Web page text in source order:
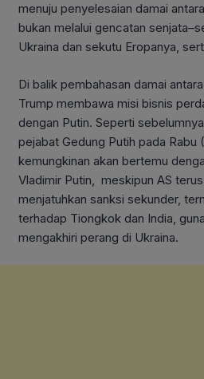
menuju penyelesaian damai
bukan melalui gencatan
Ukraina dan sekutu Eropanya,
Di balik pembahasan damai
Trump membawa misi bisnis
dengan Putin. Seperti
pejabat Gedung Putih pada
kemungkinan akan bertemu
Vladimir Putin, meskipun AS
menjatuhkan sanksi sekunder,
terhadap Tiongkok dan India,
mengakhiri perang di Ukraina.